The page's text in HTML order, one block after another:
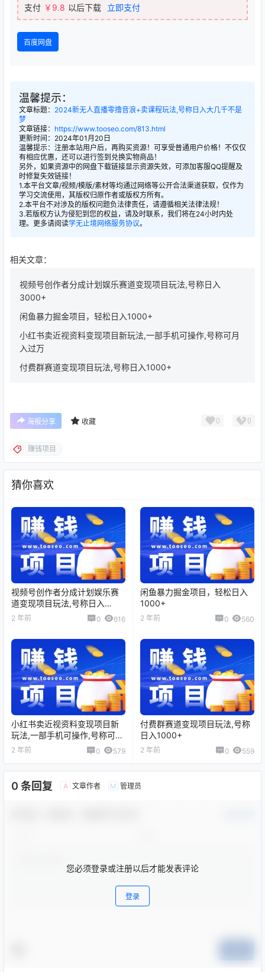
支付 ￥9.8 以后下载 立即支付
百度网盘
温馨提示：
文章标题： 2024新无人直播零撸音浪+卖课程玩法,号称日入大几千不是
梦
文章链接： https://www.tooseo.com/813.html
更新时间：2024年01月20日
温馨提示：注册本站用户后，再购买资源！可享受普通用户价格！不仅仅
有相应优惠，还可以进行签到兑换实物商品！
另外，如果资源中的网盘下载链接显示资源失效，可添加客服QQ提醒及
时修复失效链接！
1.本平台文章/视频/模版/素材等均通过网络等公开合法渠道获取，仅作为
学习交流使用，其版权归原作者或版权方所有。
2.本平台不对涉及的版权问题负法律责任，请遵循相关法律法规！
3.若版权方认为侵犯到您的权益，请及时联系，我们将在24小时内处
理。更多请阅读学无止境网络服务协议。
相关文章：
视频号创作者分成计划娱乐赛道变现项目玩法,号称日入
3000+
闲鱼暴力掘金项目，轻松日入1000+
小红书卖近视资料变现项目新玩法,一部手机可操作,号称可月
入过万
付费群赛道变现项目玩法,号称日入1000+
海报分享 收藏 0 0
赚钱项目
猜你喜欢
视频号创作者分成计划娱乐赛
道变现项目玩法,号称日入
3000+
2 年前 0 616
闲鱼暴力掘金项目，轻松日入
1000+
2 年前 0 560
小红书卖近视资料变现项目新
玩法,一部手机可操作,号称可月
入过万
2 年前 0 579
付费群赛道变现项目玩法,号称
日入1000+
2 年前 0 559
0 条回复 A 文章作者 M 管理员
您必须登录或注册以后才能发表评论
登录